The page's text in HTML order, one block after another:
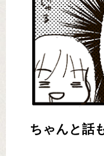
ちゃんと話